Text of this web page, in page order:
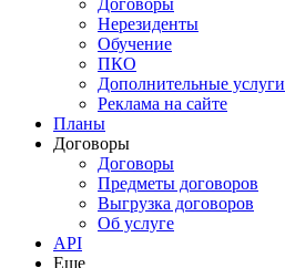
Договоры
Нерезиденты
Обучение
ПКО
Дополнительные услуги
Реклама на сайте
Планы
Договоры
Договоры
Предметы договоров
Выгрузка договоров
Об услуге
API
Еще